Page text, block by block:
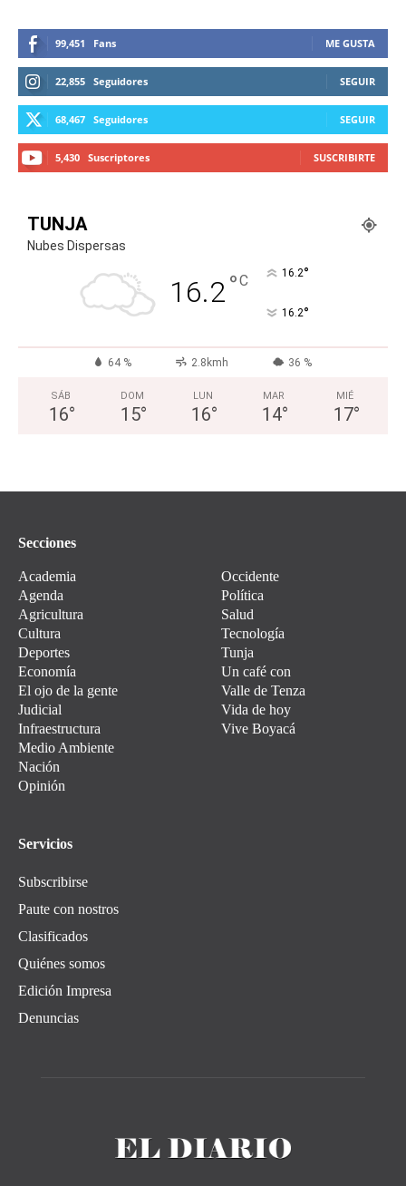
99,451 Fans ME GUSTA
22,855 Seguidores SEGUIR
68,467 Seguidores SEGUIR
5,430 Suscriptores SUSCRIBIRTE
TUNJA
Nubes Dispersas
16.2°C 16.2°
16.2°
64 % 2.8kmh 36 %
SÁB
16°
DOM
15°
LUN
16°
MAR
14°
MIÉ
17°
Secciones
Academia
Agenda
Agricultura
Cultura
Deportes
Economía
El ojo de la gente
Judicial
Infraestructura
Medio Ambiente
Nación
Opinión
Occidente
Política
Salud
Tecnología
Tunja
Un café con
Valle de Tenza
Vida de hoy
Vive Boyacá
Servicios
Subscribirse
Paute con nostros
Clasificados
Quiénes somos
Edición Impresa
Denuncias